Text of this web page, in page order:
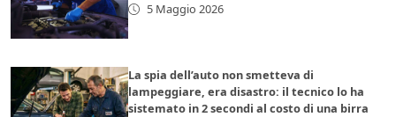
5 Maggio 2026
La spia dell’auto non smetteva di
lampeggiare, era disastro: il tecnico lo ha
sistemato in 2 secondi al costo di una birra